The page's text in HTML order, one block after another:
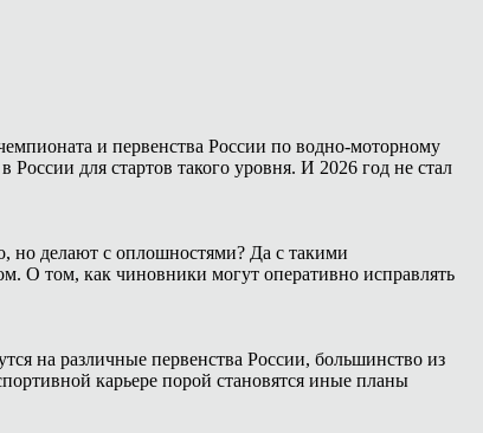
и первенства России по водно-моторному
для стартов такого уровня. И 2026 год не стал
но делают с оплошностями? Да с такими
О том, как чиновники могут оперативно исправлять
на различные первенства России, большинство из
карьере порой становятся иные планы